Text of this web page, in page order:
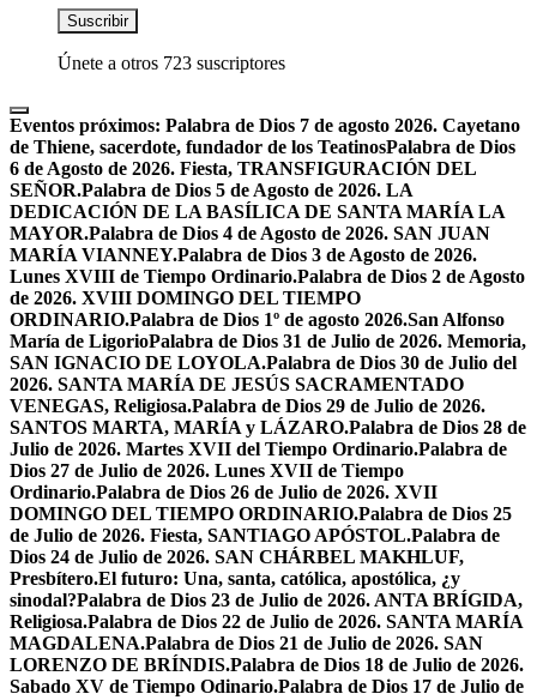
email
Suscribir
Únete a otros 723 suscriptores
Eventos próximos: Palabra de Dios 7 de agosto 2026. Cayetano
de Thiene, sacerdote, fundador de los TeatinosPalabra de Dios
6 de Agosto de 2026. Fiesta, TRANSFIGURACIÓN DEL
SEÑOR.Palabra de Dios 5 de Agosto de 2026. LA
DEDICACIÓN DE LA BASÍLICA DE SANTA MARÍA LA
MAYOR.Palabra de Dios 4 de Agosto de 2026. SAN JUAN
MARÍA VIANNEY.Palabra de Dios 3 de Agosto de 2026.
Lunes XVIII de Tiempo Ordinario.Palabra de Dios 2 de Agosto
de 2026. XVIII DOMINGO DEL TIEMPO
ORDINARIO.Palabra de Dios 1º de agosto 2026.San Alfonso
María de LigorioPalabra de Dios 31 de Julio de 2026. Memoria,
SAN IGNACIO DE LOYOLA.Palabra de Dios 30 de Julio del
2026. SANTA MARÍA DE JESÚS SACRAMENTADO
VENEGAS, Religiosa.Palabra de Dios 29 de Julio de 2026.
SANTOS MARTA, MARÍA y LÁZARO.Palabra de Dios 28 de
Julio de 2026. Martes XVII del Tiempo Ordinario.Palabra de
Dios 27 de Julio de 2026. Lunes XVII de Tiempo
Ordinario.Palabra de Dios 26 de Julio de 2026. XVII
DOMINGO DEL TIEMPO ORDINARIO.Palabra de Dios 25
de Julio de 2026. Fiesta, SANTIAGO APÓSTOL.Palabra de
Dios 24 de Julio de 2026. SAN CHÁRBEL MAKHLUF,
Presbítero.El futuro: Una, santa, católica, apostólica, ¿y
sinodal?Palabra de Dios 23 de Julio de 2026. ANTA BRÍGIDA,
Religiosa.Palabra de Dios 22 de Julio de 2026. SANTA MARÍA
MAGDALENA.Palabra de Dios 21 de Julio de 2026. SAN
LORENZO DE BRÍNDIS.Palabra de Dios 18 de Julio de 2026.
Sabado XV de Tiempo Odinario.Palabra de Dios 17 de Julio de